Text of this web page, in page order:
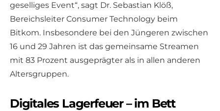
geselliges Event“, sagt Dr. Sebastian Klöß,
Bereichsleiter Consumer Technology beim
Bitkom. Insbesondere bei den Jüngeren zwischen
16 und 29 Jahren ist das gemeinsame Streamen
mit 83 Prozent ausgeprägter als in allen anderen
Altersgruppen.
Digitales Lagerfeuer – im Bett